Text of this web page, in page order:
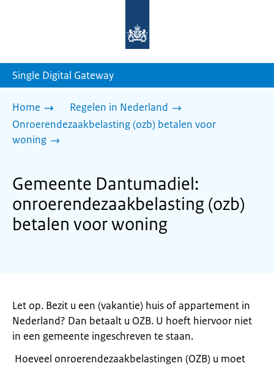
homepage
Single Digital Gateway
Home
Regelen in Nederland
Onroerendezaakbelasting (ozb) betalen voor
woning
Gemeente Dantumadiel:
onroerendezaakbelasting (ozb)
betalen voor woning
Let op. Bezit u een (vakantie) huis of appartement in
Nederland? Dan betaalt u OZB. U hoeft hiervoor niet
in een gemeente ingeschreven te staan.
Hoeveel onroerendezaakbelastingen (OZB) u moet